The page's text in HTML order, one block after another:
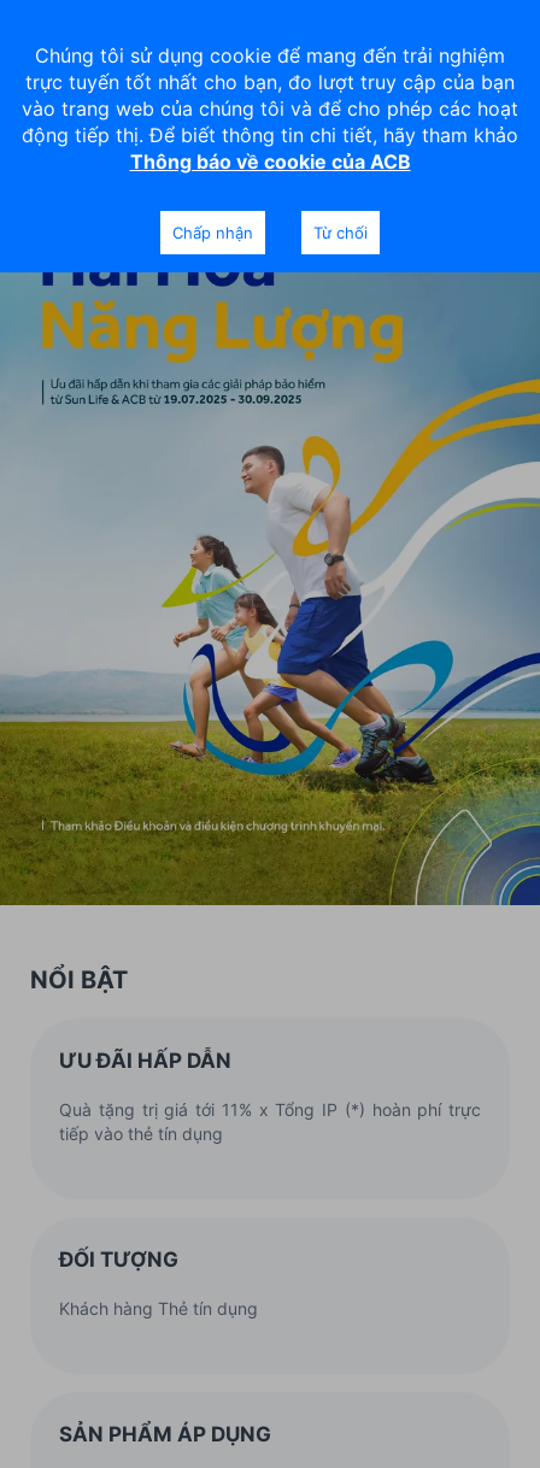
NỔI BẬT
ƯU ĐÃI HẤP DẪN
Quà tặng trị giá tới 11% x Tổng IP (*) hoàn phí trực
tiếp vào thẻ tín dụng
ĐỐI TƯỢNG
Khách hàng Thẻ tín dụng
SẢN PHẨM ÁP DỤNG
Chúng tôi sử dụng cookie để mang đến trải nghiệm
trực tuyến tốt nhất cho bạn, đo lượt truy cập của bạn
vào trang web của chúng tôi và để cho phép các hoạt
động tiếp thị. Để biết thông tin chi tiết, hãy tham khảo
Thông báo về cookie của ACB
Chấp nhận Từ chối